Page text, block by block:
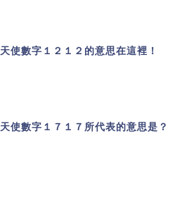
天使數字１２１２的意思在這裡！
天使數字１７１７所代表的意思是？